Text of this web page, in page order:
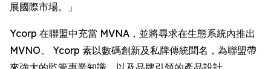
展國際市場。」
Ycorp 在聯盟中充當 MVNA，並將尋求在生態系統內推出
MVNO。 Ycorp 素以數碼創新及私牌傳統聞名，為聯盟帶